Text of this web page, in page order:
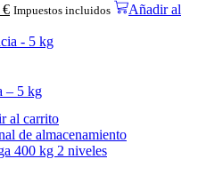
€ Impuestos incluidos
Añadir al
– 5 kg
al carrito